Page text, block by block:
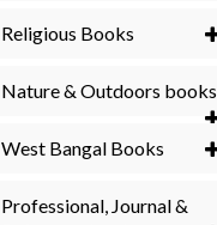
Religious Books
Nature & Outdoors books
West Bangal Books
Professional, Journal &